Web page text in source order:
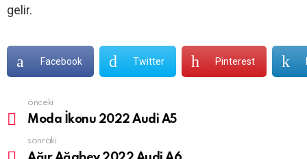
gelir.
Facebook Twitter Pinterest
more
önceki
Moda İkonu 2022 Audi A5
sonraki